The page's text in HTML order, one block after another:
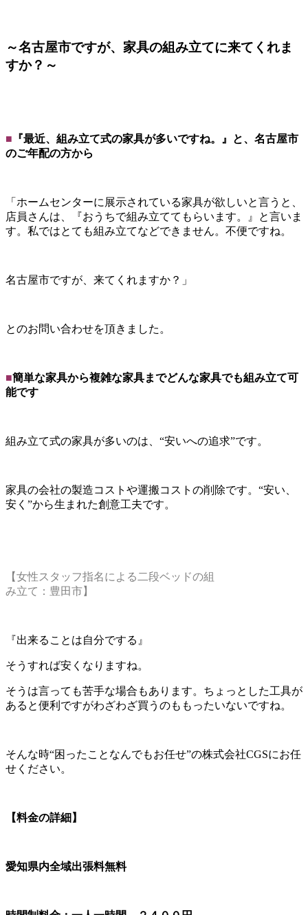
～名古屋市ですが、家具の組み立てに来てくれま
すか？～
■ 『最近、組み立て式の家具が多いですね。』と、名古屋市
のご年配の方から
「ホームセンターに展示されている家具が欲しいと言うと、
店員さんは、『おうちで組み立ててもらいます。』と言いま
す。私ではとても組み立てなどできません。不便ですね。
名古屋市ですが、来てくれますか？」
とのお問い合わせを頂きました。
■簡単な家具から複雑な家具までどんな家具でも組み立て可
能です
組み立て式の家具が多いのは、“安いへの追求”です。
家具の会社の製造コストや運搬コストの削除です。“安い、
安く”から生まれた創意工夫です。
【女性スタッフ指名による二段ベッドの組
み立て：豊田市】
『出来ることは自分でする』
そうすれば安くなりますね。
そうは言っても苦手な場合もあります。ちょっとした工具が
あると便利ですがわざわざ買うのももったいないですね。
そんな時“困ったことなんでもお任せ”の株式会社CGSにお任
せください。
【料金の詳細】
愛知県内全域出張料無料